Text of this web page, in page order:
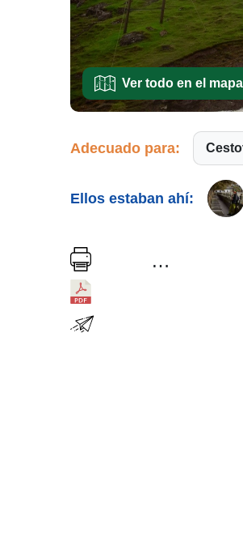
Ver todo en el mapa
Adecuado para:
Ellos estaban ahí:
…